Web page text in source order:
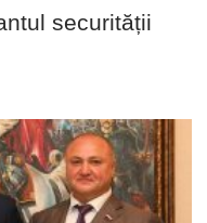
securității